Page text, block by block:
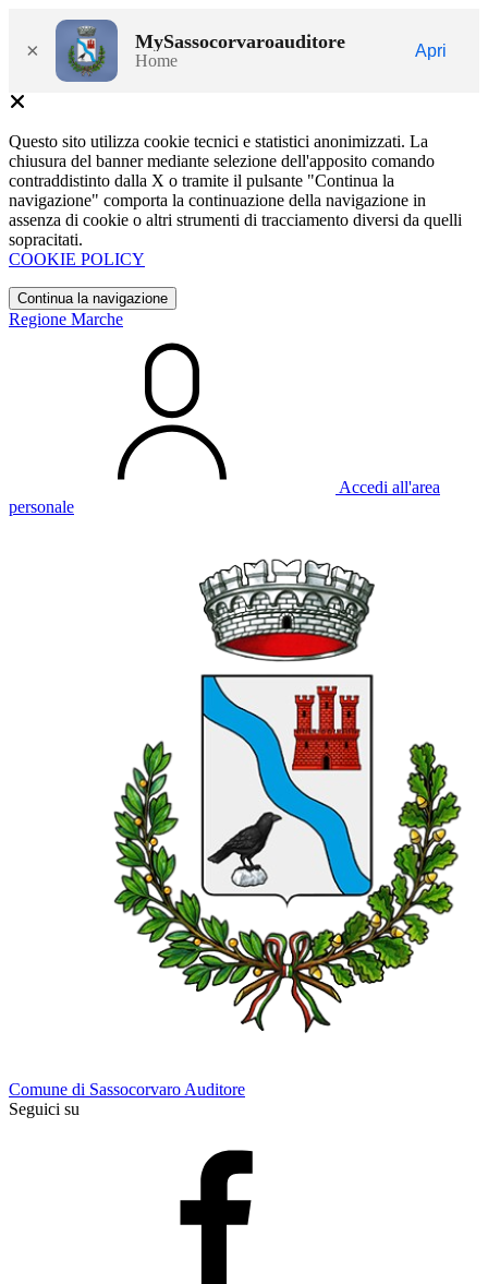
× MySassocorvaroauditore
Home
Apri
Questo sito utilizza cookie tecnici e statistici anonimizzati. La
chiusura del banner mediante selezione dell'apposito comando
contraddistinto dalla X o tramite il pulsante "Continua la
navigazione" comporta la continuazione della navigazione in
assenza di cookie o altri strumenti di tracciamento diversi da quelli
sopracitati.
COOKIE POLICY
Continua la navigazione
Regione Marche
Accedi all'area
personale
Comune di Sassocorvaro Auditore
Seguici su